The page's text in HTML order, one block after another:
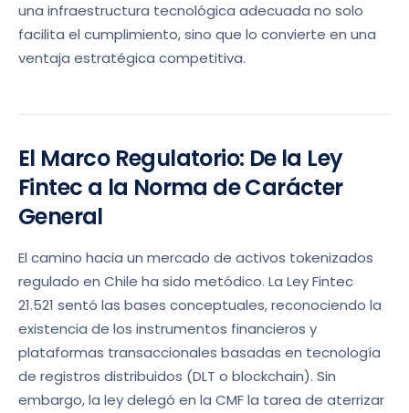
una infraestructura tecnológica adecuada no solo
facilita el cumplimiento, sino que lo convierte en una
ventaja estratégica competitiva.
El Marco Regulatorio: De la Ley
Fintec a la Norma de Carácter
General
El camino hacia un mercado de activos tokenizados
regulado en Chile ha sido metódico. La Ley Fintec
21.521 sentó las bases conceptuales, reconociendo la
existencia de los instrumentos financieros y
plataformas transaccionales basadas en tecnología
de registros distribuidos (DLT o blockchain). Sin
embargo, la ley delegó en la CMF la tarea de aterrizar